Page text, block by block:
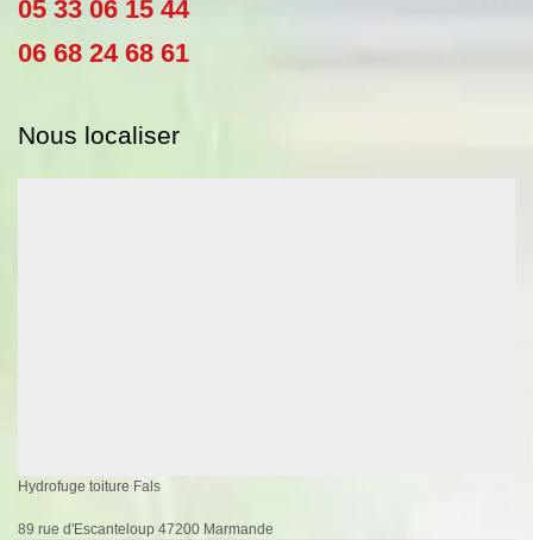
05 33 06 15 44
06 68 24 68 61
Nous localiser
Hydrofuge toiture Fals
89 rue d'Escanteloup 47200 Marmande